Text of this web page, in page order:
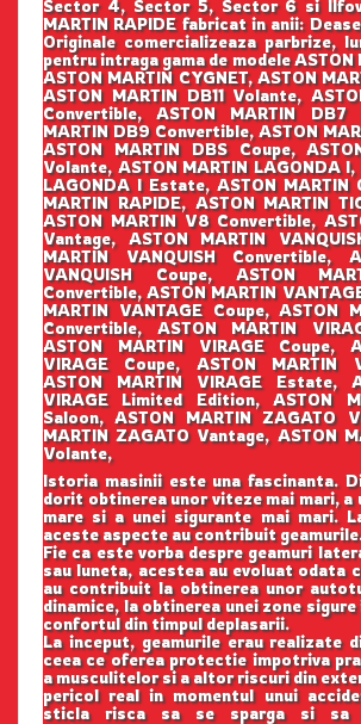
Sector 4, Sector 5, Sector 6 si
MARTIN RAPIDE fabricat in anii:
Originale comercializeaza parbrize,
pentru intraga gama de modele ASTON
ASTON MARTIN CYGNET, ASTON
ASTON MARTIN DB11 Volante,
Convertible, ASTON MARTIN DB7
MARTIN DB9 Convertible, ASTON
ASTON MARTIN DBS Coupe,
Volante, ASTON MARTIN LAGONDA I,
LAGONDA I Estate, ASTON MARTIN
MARTIN RAPIDE, ASTON MARTIN
ASTON MARTIN V8 Convertible,
Vantage, ASTON MARTIN
MARTIN VANQUISH Convertible,
VANQUISH Coupe, ASTON
Convertible, ASTON MARTIN
MARTIN VANTAGE Coupe, ASTON
Convertible, ASTON MARTIN
ASTON MARTIN VIRAGE Coupe,
VIRAGE Coupe, ASTON MARTIN
ASTON MARTIN VIRAGE Estate,
VIRAGE Limited Edition, ASTON
Saloon, ASTON MARTIN ZAGATO
MARTIN ZAGATO Vantage, ASTON
Volante,
Istoria masinii este una fascinanta.
dorit obtinerea unor viteze mai mari, a
mare si a unei sigurante mai mari.
aceste aspecte au contribuit
Fie ca este vorba despre geamuri
sau luneta, acestea au evoluat odata
au contribuit la obtinerea unor
dinamice, la obtinerea unei zone
confortul din timpul deplasarii.
La inceput, geamurile erau realizate
ceea ce oferea protectie impotriva
a musculitelor si a altor riscuri din
pericol real in momentul unui
sticla risca sa se sparga si sa